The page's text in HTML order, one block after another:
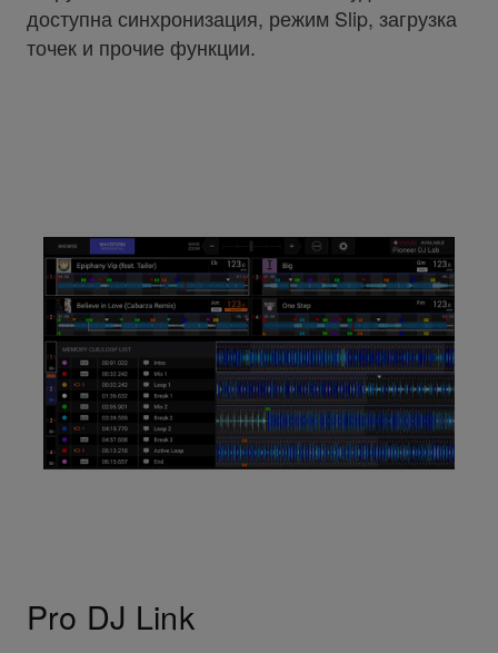
доступна синхронизация, режим Slip, загрузка
точек и прочие функции.
Pro DJ Link